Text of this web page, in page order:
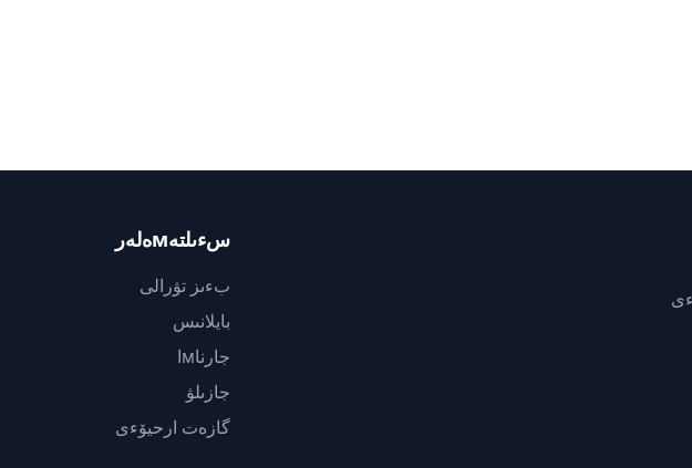
سءىلتەмەلەر
بءىز تۋرالى
بايلانىس
جارناмا
جازىلۋ
گازەت ارحيۆءى